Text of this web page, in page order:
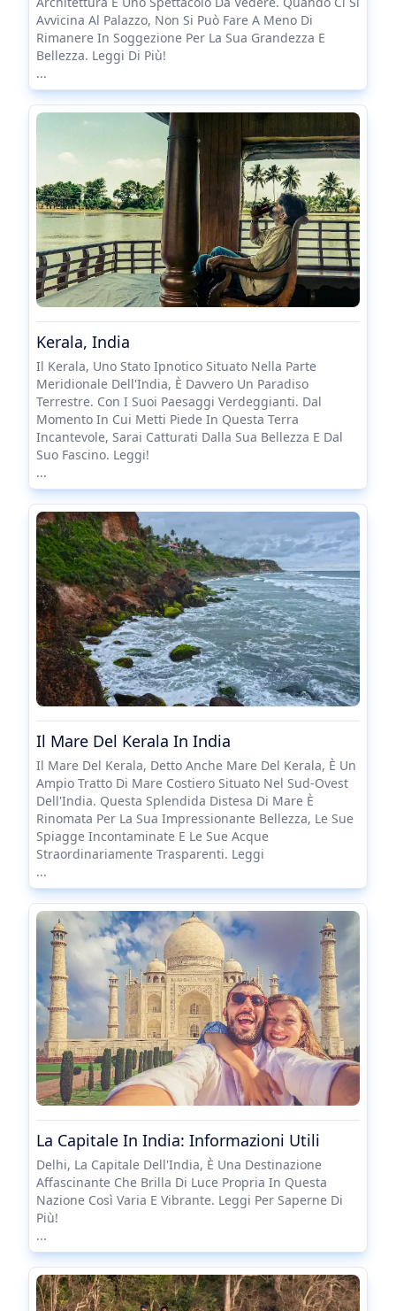
Avvicina Al Palazzo, Non Si Può Fare A Meno Di
Rimanere In Soggezione Per La Sua Grandezza E
Bellezza. Leggi Di Più!
...
Kerala, India
Il Kerala, Uno Stato Ipnotico Situato Nella Parte
Meridionale Dell'India, È Davvero Un Paradiso
Terrestre. Con I Suoi Paesaggi Verdeggianti. Dal
Momento In Cui Metti Piede In Questa Terra
Incantevole, Sarai Catturati Dalla Sua Bellezza E Dal
Suo Fascino. Leggi!
...
Il Mare Del Kerala In India
Il Mare Del Kerala, Detto Anche Mare Del Kerala, È Un
Ampio Tratto Di Mare Costiero Situato Nel Sud-Ovest
Dell'India. Questa Splendida Distesa Di Mare È
Rinomata Per La Sua Impressionante Bellezza, Le Sue
Spiagge Incontaminate E Le Sue Acque
Straordinariamente Trasparenti. Leggi
...
La Capitale In India: Informazioni Utili
Delhi, La Capitale Dell'India, È Una Destinazione
Affascinante Che Brilla Di Luce Propria In Questa
Nazione Così Varia E Vibrante. Leggi Per Saperne Di
Più!
...